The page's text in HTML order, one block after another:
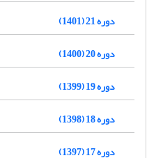
دوره 21 (1401)
دوره 20 (1400)
دوره 19 (1399)
دوره 18 (1398)
دوره 17 (1397)